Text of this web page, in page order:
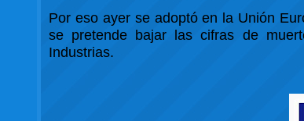
Por eso ayer se adoptó en la Unión
se pretende bajar las cifras de
Industrias.